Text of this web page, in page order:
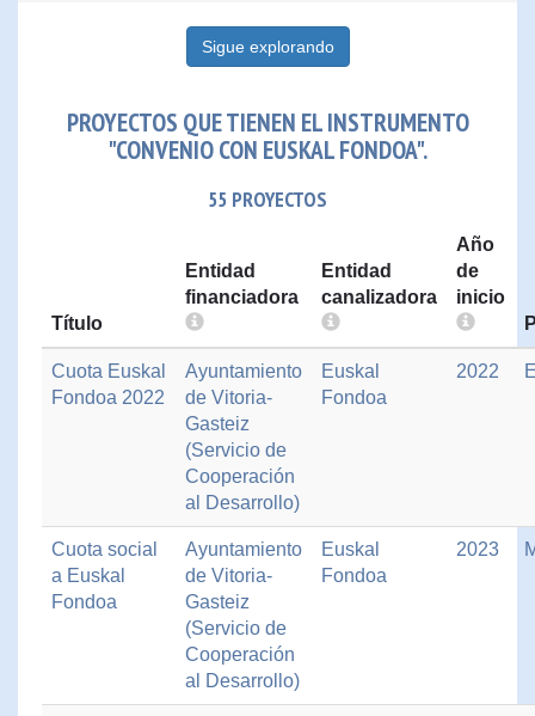
Sigue explorando
PROYECTOS QUE TIENEN EL INSTRUMENTO
"CONVENIO CON EUSKAL FONDOA".
55 PROYECTOS
Título
Entidad
financiadora
Entidad
canalizadora
Año
de
inicio
Cuota Euskal
Fondoa 2022
Ayuntamiento
de Vitoria-
Gasteiz
(Servicio de
Cooperación
al Desarrollo)
Euskal
Fondoa
2022
Cuota social
a Euskal
Fondoa
Ayuntamiento
de Vitoria-
Gasteiz
(Servicio de
Cooperación
al Desarrollo)
Euskal
Fondoa
2023